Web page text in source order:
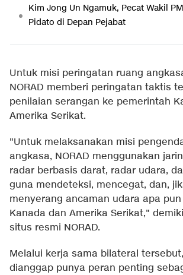
Kim Jong Un Ngamuk, Pecat Wakil
Pidato di Depan Pejabat
Untuk misi peringatan ruang
NORAD memberi peringatan taktis
penilaian serangan ke pemerintah
Amerika Serikat.
"Untuk melaksanakan misi
angkasa, NORAD menggunakan
radar berbasis darat, radar udara,
guna mendeteksi, mencegat, dan,
menyerang ancaman udara apa
Kanada dan Amerika Serikat,"
situs resmi NORAD.
Melalui kerja sama bilateral tersebut,
dianggap punya peran penting